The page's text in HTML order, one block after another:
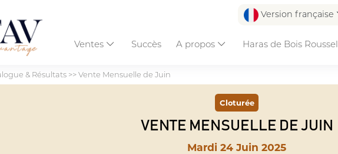
Version française
Ventes Succès A propos Haras de Bois Roussel
& Résultats>>Vente Mensuelle de Juin
Cloturée
VENTE MENSUELLE DE JUIN
Mardi 24 Juin 2025